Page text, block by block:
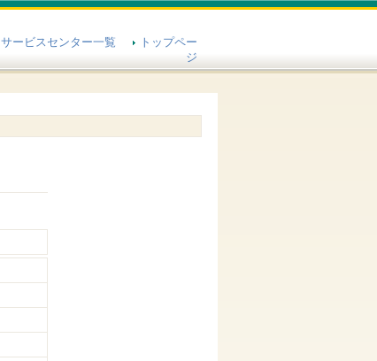
サービスセンター一覧
トップペー
ジ